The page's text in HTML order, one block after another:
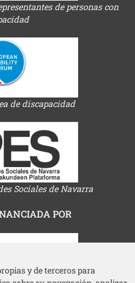
y de terceros para
de personas con
de discapacidad
Sociales de Navarra
POR